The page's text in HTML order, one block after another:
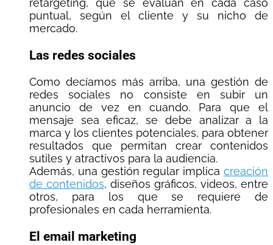
retargeting, que se evalúan en cada caso
puntual, según el cliente y su nicho de
mercado.
Las redes sociales
Como decíamos más arriba, una gestión de
redes sociales no consiste en subir un
anuncio de vez en cuando. Para que el
mensaje sea eficaz, se debe analizar a la
marca y los clientes potenciales, para obtener
resultados que permitan crear contenidos
sutiles y atractivos para la audiencia.
Además, una gestión regular implica creación
de contenidos, diseños gráficos, videos, entre
otros, para los que se requiere de
profesionales en cada herramienta.
El email marketing